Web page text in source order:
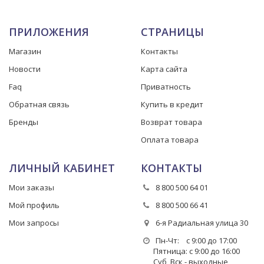
ПРИЛОЖЕНИЯ
Магазин
Новости
Faq
Обратная связь
Бренды
СТРАНИЦЫ
Контакты
Карта сайта
Приватность
Купить в кредит
Возврат товара
Оплата товара
ЛИЧНЫЙ КАБИНЕТ
Мои заказы
Мой профиль
Мои запросы
КОНТАКТЫ
8 800 500 64 01
8 800 500 66 41
6-я Радиальная улица 30
Пн-Чт: с 9:00 до 17:00
Пятница: с 9:00 до 16:00
Суб, Вск - выходные